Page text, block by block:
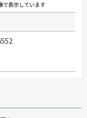
で表示しています